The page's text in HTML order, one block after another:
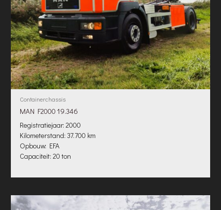
Containerchassis
MAN F2000 19.346
Registratiejaar: 2000
Kilometerstand: 37.700 km
Opbouw: EFA
Capaciteit: 20 ton